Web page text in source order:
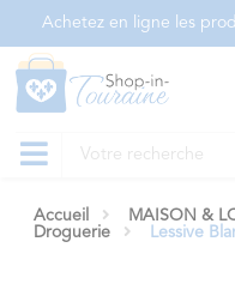
Achetez en ligne les
Accueil MAISON &
Droguerie
Lessive
Panneau de gestion des cookies